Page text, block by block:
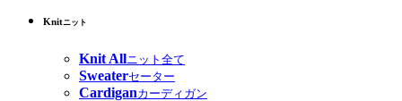
Knitニット
Knit Allニット全て
Sweaterセーター
Cardiganカーディガン